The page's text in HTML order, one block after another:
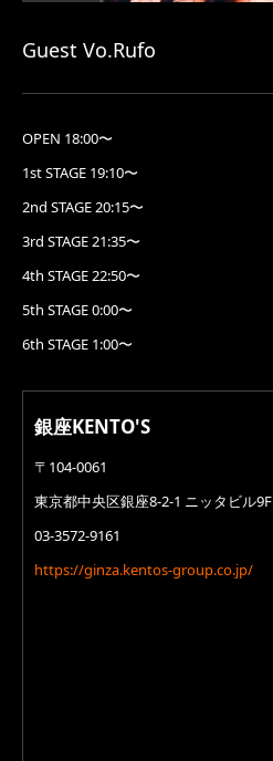
Guest Vo.Rufo
OPEN 18:00〜
1st STAGE 19:10〜
2nd STAGE 20:15〜
3rd STAGE 21:35〜
4th STAGE 22:50〜
5th STAGE 0:00〜
6th STAGE 1:00〜
銀座KENTO'S
〒104-0061
東京都中央区銀座8-2-1 ニッタビル9F
03-3572-9161
https://ginza.kentos-group.co.jp/